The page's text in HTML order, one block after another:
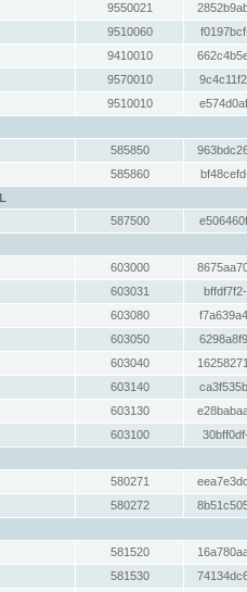
9550021
9510060
9410010
9570010
9510010
585850
585860
587500
603000
603031
603080
603050
603040
603140
603130
603100
580271
580272
581520
581530